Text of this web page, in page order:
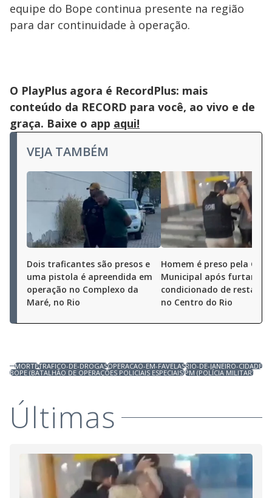
equipe do Bope continua presente na região
para dar continuidade à operação.
O PlayPlus agora é RecordPlus: mais
conteúdo da RECORD para você, ao vivo e de
graça. Baixe o app aqui!
VEJA TAMBÉM
Dois traficantes são presos e
uma pistola é apreendida em
operação no Complexo da
Maré, no Rio
Homem é preso pela
Municipal após furtar ar-
condicionado de
no Centro do Rio
MORTETRAFICO-DE-DROGASOPERACAO-EM-FAVELASRIO-DE-JANEIRO-CIDADE
BOPE (BATALHÃO DE OPERAÇÕES POLICIAIS ESPECIAIS)PM (POLÍCIA MILITAR)
Últimas